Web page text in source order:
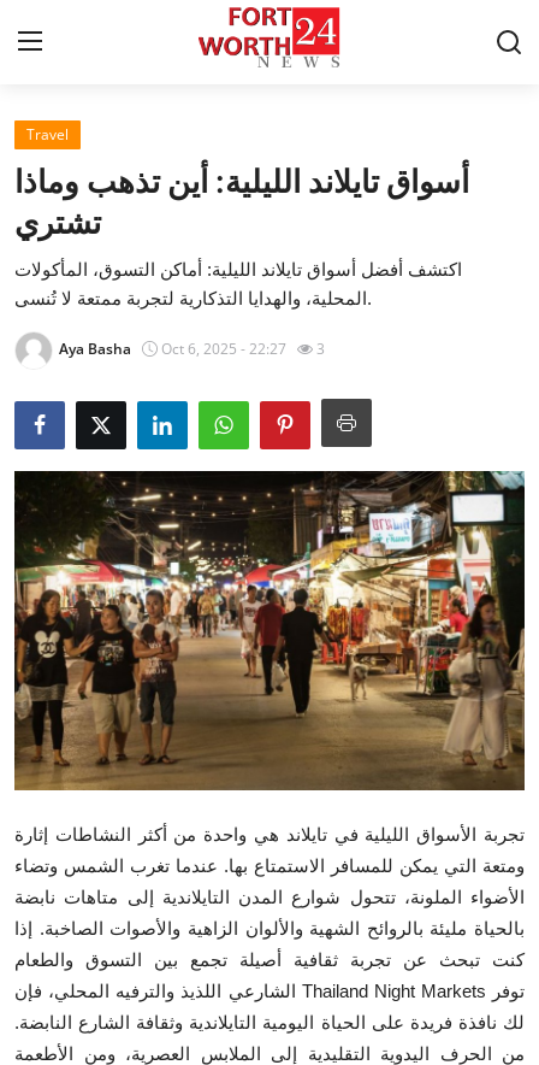
Home
Contact
Press Release
Privacy Policy
News Network
Submit Press Release
Health
Guest Posting
Advertise with US
Crypto
Finance
Tech
Real Estate
General
Travel
أسواق تايلاند الليلية: أين تذهب وماذا
تشتري
اكتشف أفضل أسواق تايلاند الليلية: أماكن التسوق، المأكولات
المحلية، والهدايا التذكارية لتجربة ممتعة لا تُنسى.
Aya Basha Oct 6, 2025 - 22:27 3
تجربة الأسواق الليلية في تايلاند هي واحدة من أكثر النشاطات إثارة
ومتعة التي يمكن للمسافر الاستمتاع بها. عندما تغرب الشمس وتضاء
الأضواء الملونة، تتحول شوارع المدن التايلاندية إلى متاهات نابضة
بالحياة مليئة بالروائح الشهية والألوان الزاهية والأصوات الصاخبة. إذا
كنت تبحث عن تجربة ثقافية أصيلة تجمع بين التسوق والطعام
الشارعي اللذيذ والترفيه المحلي، فإن Thailand Night Markets توفر
لك نافذة فريدة على الحياة اليومية التايلاندية وثقافة الشارع النابضة.
من الحرف اليدوية التقليدية إلى الملابس العصرية، ومن الأطعمة